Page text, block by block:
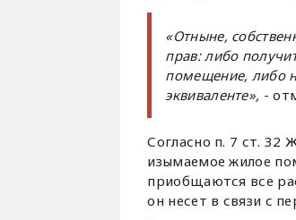
«Отныне,
прав: либо
помещение, либо
эквиваленте», -
Согласно п. 7 ст. 32
изымаемое жилое
приобщаются все
он несет в связи с